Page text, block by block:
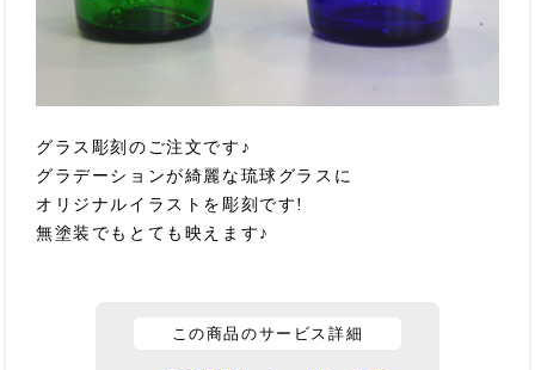
グラス彫刻のご注文です♪
グラデーションが綺麗な琉球グラスに
オリジナルイラストを彫刻です!
無塗装でもとても映えます♪
この商品のサービス詳細